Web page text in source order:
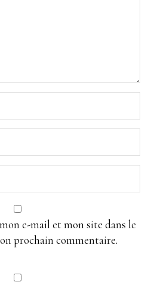
e-mail et mon site dans le
prochain commentaire.